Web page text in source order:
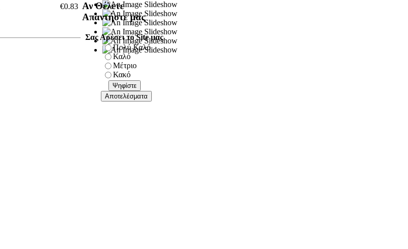
€0.83 Αν Θέλετε
Απαντήστε μας
Σας Αρέσει το Site μας
Πολύ Καλό
Καλό
Μέτριο
Κακό